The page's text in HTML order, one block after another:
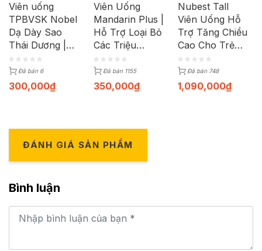
Viên uống
TPBVSK Nobel
Dạ Dày Sao
Thái Dương |
Hộp 3 Vỉ x 15
ViênĐã bán 6
300,000₫
Viên Uống
Mandarin Plus |
Hỗ Trợ Loại Bỏ
Các Triệu
Chứng Nhiệt
Miệng | Hộp 60
Viên
Đã bán 1155
350,000₫
Nubest Tall
Viên Uống Hỗ
Trợ Tăng Chiều
Cao Cho Trẻ
Em Hộp 60
ViênĐã bán 748
1,090,000₫
ĐÁNH GIÁ SẢN PHẨM
Bình luận